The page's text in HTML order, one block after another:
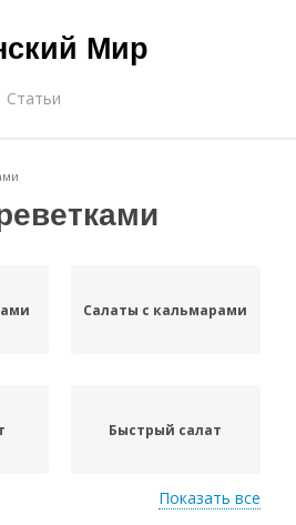
Мир
Статьи
Салаты с кальмарами
Быстрый салат
Показать все